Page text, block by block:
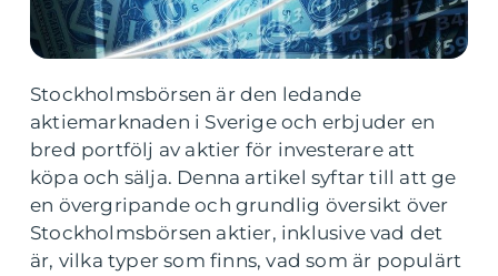
Stockholmsbörsen är den ledande
aktiemarknaden i Sverige och erbjuder en
bred portfölj av aktier för investerare att
köpa och sälja. Denna artikel syftar till att ge
en övergripande och grundlig översikt över
Stockholmsbörsen aktier, inklusive vad det
är, vilka typer som finns, vad som är populärt